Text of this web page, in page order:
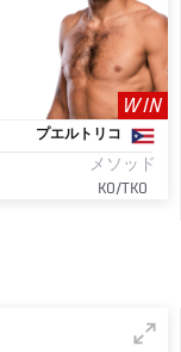
WIN
プエルトリコ
メソッド
KO/TKO